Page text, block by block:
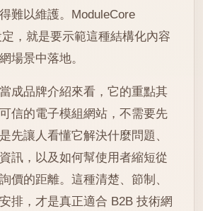
難以維護。ModuleCore
，就是要示範這種結構化內容
場景中落地。
成品牌介紹來看，它的重點其
信的電子模組網站，不需要先
先讓人看懂它解決什麼問題、
訊，以及如何幫使用者縮短從
價的距離。這種清楚、節制、
排，才是真正適合 B2B 技術網